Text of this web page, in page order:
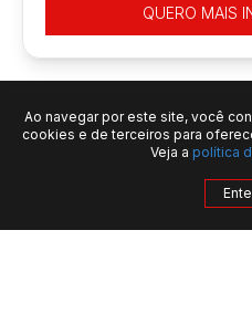
QUERO MAIS
IMÓVEIS
QUERO MAIS
Ao navegar por este site, você
cookies e de terceiros para
Veja a política